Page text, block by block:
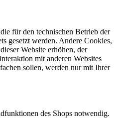
für den technischen Betrieb der
gesetzt werden. Andere Cookies,
Website erhöhen, der
mit anderen Websites
sollen, werden nur mit Ihrer
des Shops notwendig.